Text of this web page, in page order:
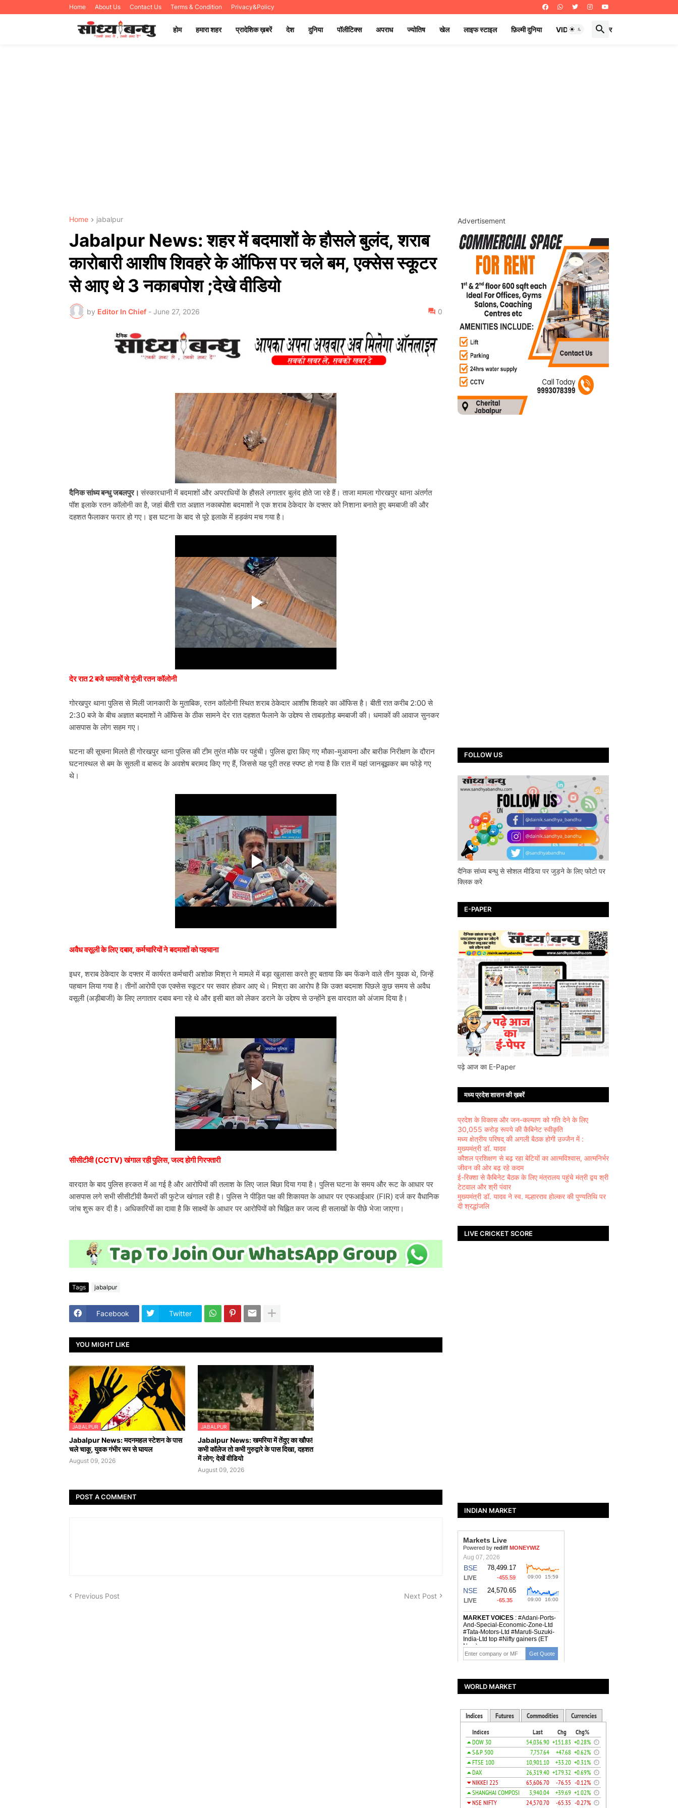
Home About Us Contact Us Terms & Condition Privacy&Policy
होम हमारा शहर प्रादेशिक ख़बरें देश दुनिया पॉलीटिक्स अपराध ज्योतिष खेल लाइफ स्टाइल फ़िल्मी दुनिया VIDEOS ई पेपर
Home jabalpur
Jabalpur News: शहर में बदमाशों के हौसले बुलंद, शराब
कारोबारी आशीष शिवहरे के ऑफिस पर चले बम, एक्सेस स्कूटर
से आए थे 3 नकाबपोश ;देखे वीडियो
by Editor In Chief - June 27, 2026 0
दैनिक सांध्य बन्धु जबलपुर।संस्कारधानी में बदमाशों और अपराधियों के हौसले लगातार बुलंद होते जा रहे हैं। ताजा मामला गोरखपुर थाना अंतर्गत
पॉश इलाके रतन कॉलोनी का है, जहां बीती रात अज्ञात नकाबपोश बदमाशों ने एक शराब ठेकेदार के दफ्तर को निशाना बनाते हुए बमबाजी की और
दहशत फैलाकर फरार हो गए। इस घटना के बाद से पूरे इलाके में हड़कंप मच गया है।
देर रात 2 बजे धमाकों से गूंजी रतन कॉलोनी
गोरखपुर थाना पुलिस से मिली जानकारी के मुताबिक, रतन कॉलोनी स्थित शराब ठेकेदार आशीष शिवहरे का ऑफिस है। बीती रात करीब 2:00 से
2:30 बजे के बीच अज्ञात बदमाशों ने ऑफिस के ठीक सामने देर रात दहशत फैलाने के उद्देश्य से ताबड़तोड़ बमबाजी की। धमाकों की आवाज सुनकर
आसपास के लोग सहम गए।
घटना की सूचना मिलते ही गोरखपुर थाना पुलिस की टीम तुरंत मौके पर पहुंची। पुलिस द्वारा किए गए मौका-मुआयना और बारीक निरीक्षण के दौरान
घटनास्थल से बम के सुतली व बारूद के अवशेष बरामद किए गए हैं, जिससे यह पूरी तरह स्पष्ट हो गया है कि रात में यहां जानबूझकर बम फोड़े गए
थे।
अवैध वसूली के लिए दबाव, कर्मचारियों ने बदमाशों को पहचाना
इधर, शराब ठेकेदार के दफ्तर में कार्यरत कर्मचारी अशोक मिश्रा ने मामले में बड़ा खुलासा करते हुए बताया कि बम फेंकने वाले तीन युवक थे, जिन्हें
पहचान लिया गया है। तीनों आरोपी एक एक्सेस स्कूटर पर सवार होकर आए थे। मिश्रा का आरोप है कि उक्त बदमाश पिछले कुछ समय से अवैध
वसूली (अड़ीबाजी) के लिए लगातार दबाव बना रहे थे और इसी बात को लेकर डराने के उद्देश्य से उन्होंने इस वारदात को अंजाम दिया है।
सीसीटीवी (CCTV) खंगाल रही पुलिस, जल्द होगी गिरफ्तारी
वारदात के बाद पुलिस हरकत में आ गई है और आरोपियों की तलाश के लिए जाल बिछा दिया गया है। पुलिस घटना के समय और रूट के आधार पर
आसपास लगे सभी सीसीटीवी कैमरों की फुटेज खंगाल रही है। पुलिस ने पीड़ित पक्ष की शिकायत के आधार पर एफआईआर (FIR) दर्ज कर वैधानिक
जांच शुरू कर दी है। अधिकारियों का दावा है कि साक्ष्यों के आधार पर आरोपियों को चिह्नित कर जल्द ही सलाखों के पीछे भेजा जाएगा।
Tags jabalpur
Facebook Twitter
YOU MIGHT LIKE
JABALPUR
Jabalpur News: मदनमहल स्टेशन के पास
चले चाकू, युवक गंभीर रूप से घायल
August 09, 2026
JABALPUR
Jabalpur News: खमरिया में तेंदुए का खौफ!
कभी कॉलेज तो कभी गुरुद्वारे के पास दिखा, दहशत
में लोग; देखें वीडियो
August 09, 2026
POST A COMMENT
Previous Post Next Post
Advertisement
FOLLOW US
दैनिक सांध्य बन्धु से सोशल मीडिया पर जुड़ने के लिए फोटो पर
क्लिक करे
E-PAPER
पढ़े आज का E-Paper
मध्य प्रदेश शासन की ख़बरें
प्रदेश के विकास और जन-कल्याण को गति देने के लिए
30,055 करोड़ रूपये की कैबिनेट स्वीकृति
मध्य क्षेत्रीय परिषद् की अगली बैठक होगी उज्जैन में :
मुख्यमंत्री डॉ. यादव
कौशल प्रशिक्षण से बढ़ रहा बेटियों का आत्मविश्वास, आत्मनिर्भर
जीवन की ओर बढ़ रहे कदम
ई-रिक्शा से कैबिनेट बैठक के लिए मंत्रालय पहुंचे मंत्री द्वय श्री
टेटवाल और श्री पंवार
मुख्यमंत्री डॉ. यादव ने स्व. मल्हारराव होल्कर की पुण्यतिथि पर
दी श्रद्धांजलि
LIVE CRICKET SCORE
INDIAN MARKET
WORLD MARKET